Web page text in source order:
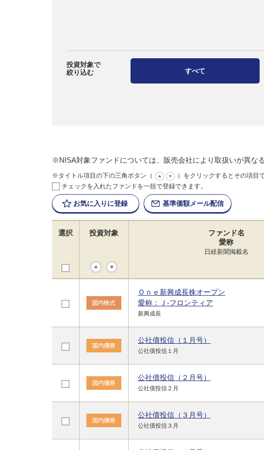
投資対象で
絞り込む
すべて
※NISA対象ファンドについては、販売会社により取扱いが異な
※タイトル項目の下の三角ボタン（
）をクリックするとその項目
チェックを入れたファンドを一括で登録できます。
お気に入りに登録 基準価額メール配信
選択 投資対象
ファンド名
愛称
日経新聞掲載名
Ｏｎｅ新興成長株オープン
愛称：Ｊ-フロンティア
新興成長
公社債投信（１月号）
公社債投信１月
公社債投信（２月号）
公社債投信２月
公社債投信（３月号）
公社債投信３月